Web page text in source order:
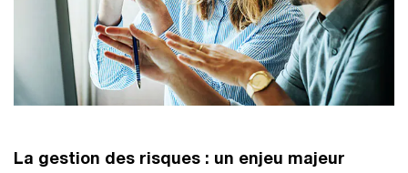
La gestion des risques : un enjeu majeur